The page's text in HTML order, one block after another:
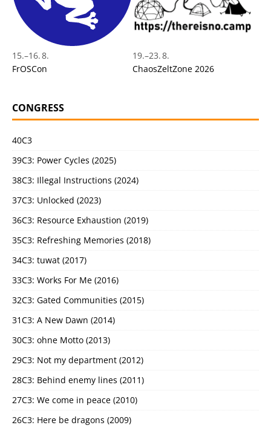
15.–16. 8.
FrOSCon
19.–23. 8.
ChaosZeltZone 2026
CONGRESS
40C3
39C3: Power Cycles (2025)
38C3: Illegal Instructions (2024)
37C3: Unlocked (2023)
36C3: Resource Exhaustion (2019)
35C3: Refreshing Memories (2018)
34C3: tuwat (2017)
33C3: Works For Me (2016)
32C3: Gated Communities (2015)
31C3: A New Dawn (2014)
30C3: ohne Motto (2013)
29C3: Not my department (2012)
28C3: Behind enemy lines (2011)
27C3: We come in peace (2010)
26C3: Here be dragons (2009)